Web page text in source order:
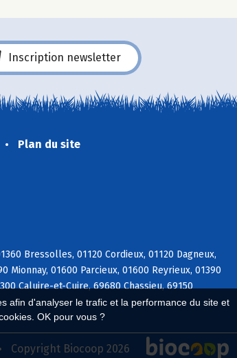
afin d'analyser le trafic et la performance du site et
OK pour vous ?
Inscription newsletter
Plan du site
Bressolles, 01120 Cordieux, 01120 Dagneux,
Mionnay, 01600 Parcieux, 01600 Reyrieux, 01390
Caluire-et-Cuire, 69680 Chassieu, 69150
Copyright Biocoop 2026